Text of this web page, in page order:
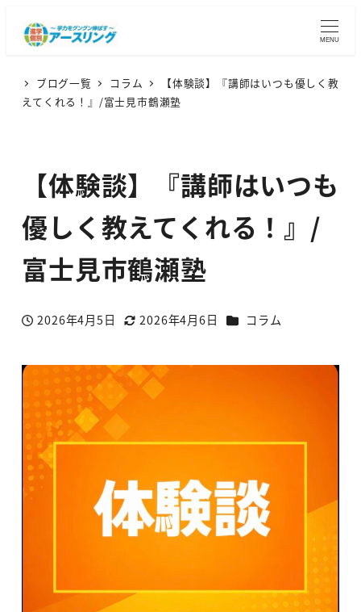
MENU
ブログ一覧 コラム
【体験談】『講師はいつも優しく教
えてくれる！』/富士見市鶴瀬塾
【体験談】『講師はいつも
優しく教えてくれる！』/
富士見市鶴瀬塾
投稿日
2026年4月5日
更新日
2026年4月6日 カテゴリー
コラム